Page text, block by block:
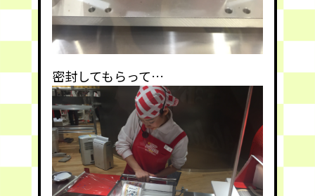
密封してもらって…